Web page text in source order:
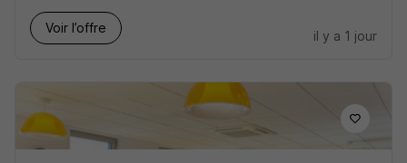
Voir l’offre
il y a 1 jour